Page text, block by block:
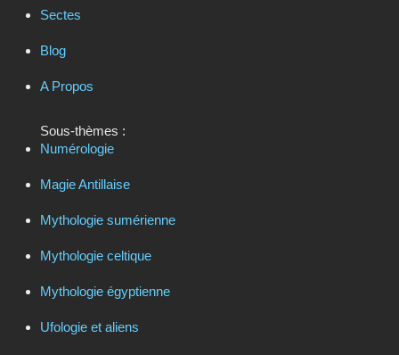
Sectes
Blog
A Propos
Sous-thèmes :
Numérologie
Magie Antillaise
Mythologie sumérienne
Mythologie celtique
Mythologie égyptienne
Ufologie et aliens